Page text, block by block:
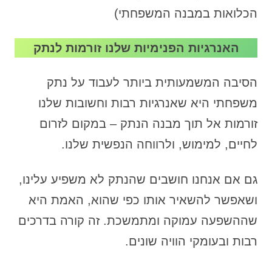
הכלואות במבנה המשפחתי)
האנרגיות הפנימיות שלנו זורמות לנתק
הסיבה המשמעותית ביותר לעבוד על נתק
משפחתי היא שאנרגיות רבות וחשובות שלנו
זורמות אל תוך מבנה הנתק – במקום לזרום
לחיים, למימוש, ולרווחה הנפשית שלנו.
גם אם אנחנו חושבים שהנתק לא משפיע עלינו,
ושאפשר להשאיר אותו כפי שהוא, האמת היא
שההשפעה עמוקה ומתמשכת. זה קורה בדרכים
רבות ובעומקי הוויה שונים.